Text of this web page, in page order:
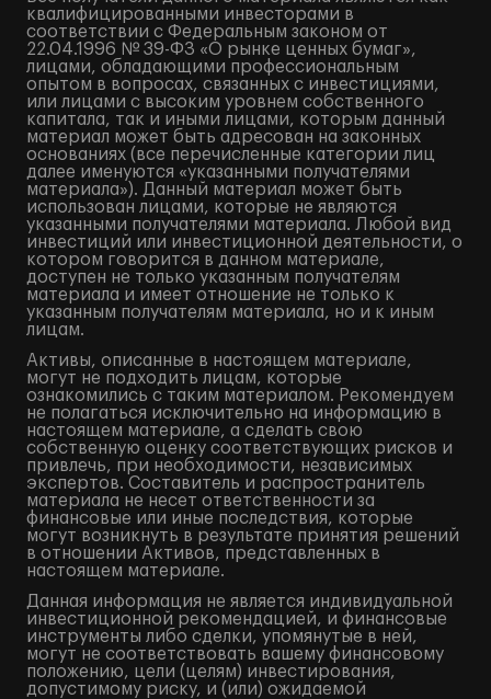
квалифицированными инвесторами в
соответствии с Федеральным законом от
22.04.1996 № 39-ФЗ «О рынке ценных бумаг»,
лицами, обладающими профессиональным
опытом в вопросах, связанных с инвестициями,
или лицами с высоким уровнем собственного
капитала, так и иными лицами, которым данный
материал может быть адресован на законных
основаниях (все перечисленные категории лиц
далее именуются «указанными получателями
материала»). Данный материал может быть
использован лицами, которые не являются
указанными получателями материала. Любой вид
инвестиций или инвестиционной деятельности, о
котором говорится в данном материале,
доступен не только указанным получателям
материала и имеет отношение не только к
указанным получателям материала, но и к иным
лицам.
Активы, описанные в настоящем материале,
могут не подходить лицам, которые
ознакомились с таким материалом. Рекомендуем
не полагаться исключительно на информацию в
настоящем материале, а сделать свою
собственную оценку соответствующих рисков и
привлечь, при необходимости, независимых
экспертов. Составитель и распространитель
материала не несет ответственности за
финансовые или иные последствия, которые
могут возникнуть в результате принятия решений
в отношении Активов, представленных в
настоящем материале.
Данная информация не является индивидуальной
инвестиционной рекомендацией, и финансовые
инструменты либо сделки, упомянутые в ней,
могут не соответствовать вашему финансовому
положению, цели (целям) инвестирования,
допустимому риску, и (или) ожидаемой